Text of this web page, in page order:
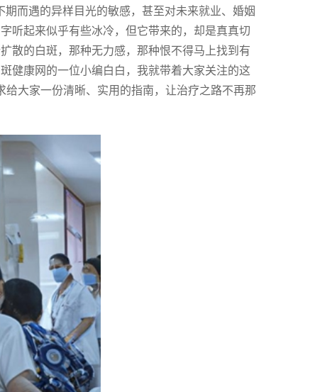
而遇的异样目光的敏感，甚至对未来就业、婚姻
听起来似乎有些冰冷，但它带来的，却是真真切
散的白斑，那种无力感，那种恨不得马上找到有
健康网的一位小编白白，我就带着大家关注的这
大家一份清晰、实用的指南，让治疗之路不再那